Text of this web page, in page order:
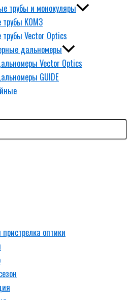
трубы и монокуляры
трубы КОМЗ
Vector Optics
дальномеры
Vector Optics
GUIDE
оптики